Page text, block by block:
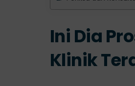
Ini Dia
Klinik